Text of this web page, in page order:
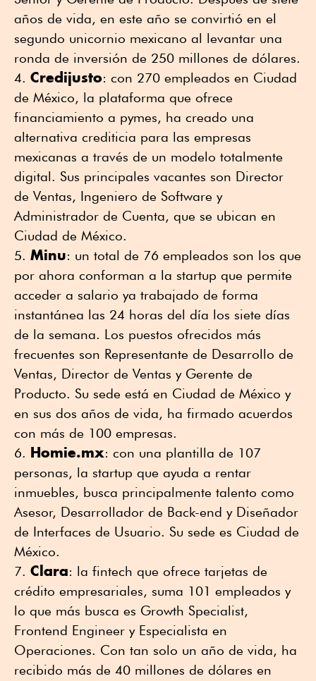
años de vida, en este año se convirtió en el
segundo unicornio mexicano al levantar una
ronda de inversión de 250 millones de dólares.
Credijusto: con 270 empleados en Ciudad
de México, la plataforma que ofrece
financiamiento a pymes, ha creado una
alternativa crediticia para las empresas
mexicanas a través de un modelo totalmente
digital. Sus principales vacantes son Director
de Ventas, Ingeniero de Software y
Administrador de Cuenta, que se ubican en
Ciudad de México.
Minu: un total de 76 empleados son los que
por ahora conforman a la startup que permite
acceder a salario ya trabajado de forma
instantánea las 24 horas del día los siete días
de la semana. Los puestos ofrecidos más
frecuentes son Representante de Desarrollo de
Ventas, Director de Ventas y Gerente de
Producto. Su sede está en Ciudad de México y
en sus dos años de vida, ha firmado acuerdos
con más de 100 empresas.
Homie.mx: con una plantilla de 107
personas, la startup que ayuda a rentar
inmuebles, busca principalmente talento como
Asesor, Desarrollador de Back-end y Diseñador
de Interfaces de Usuario. Su sede es Ciudad de
México.
Clara: la fintech que ofrece tarjetas de
crédito empresariales, suma 101 empleados y
lo que más busca es Growth Specialist,
Frontend Engineer y Especialista en
Operaciones. Con tan solo un año de vida, ha
recibido más de 40 millones de dólares en